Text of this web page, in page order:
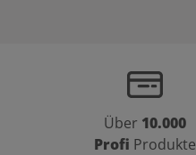
Über 10.000
Profi Produkte